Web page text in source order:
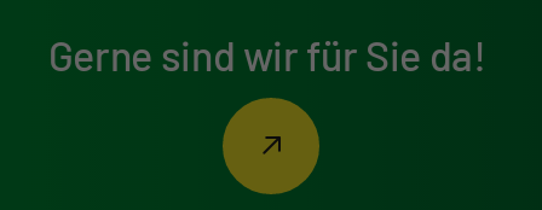
Gerne sind wir für Sie da!